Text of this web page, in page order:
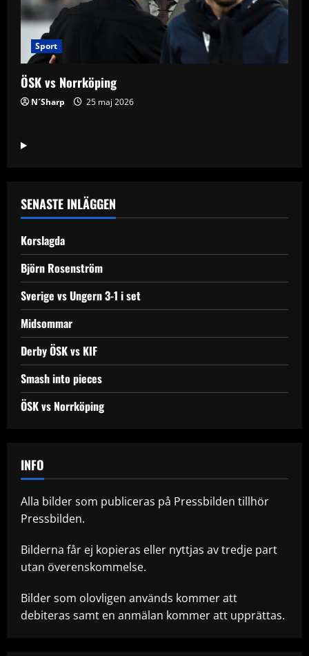
Sport
ÖSK vs Norrköping
N´Sharp 25 maj 2026
SENASTE INLÄGGEN
Korslagda
Björn Rosenström
Sverige vs Ungern 3-1 i set
Midsommar
Derby ÖSK vs KIF
Smash into pieces
ÖSK vs Norrköping
INFO
Alla bilder som publiceras på Pressbilden tillhör
Pressbilden.
Bilderna får ej kopieras eller nyttjas av tredje part
utan överenskommelse.
Bilder som olovligen används kommer att
debiteras samt en anmälan kommer att upprättas.